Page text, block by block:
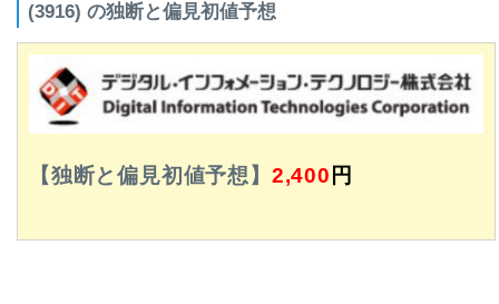
(3916) の独断と偏見初値予想
【独断と偏見初値予想】 2,400 円